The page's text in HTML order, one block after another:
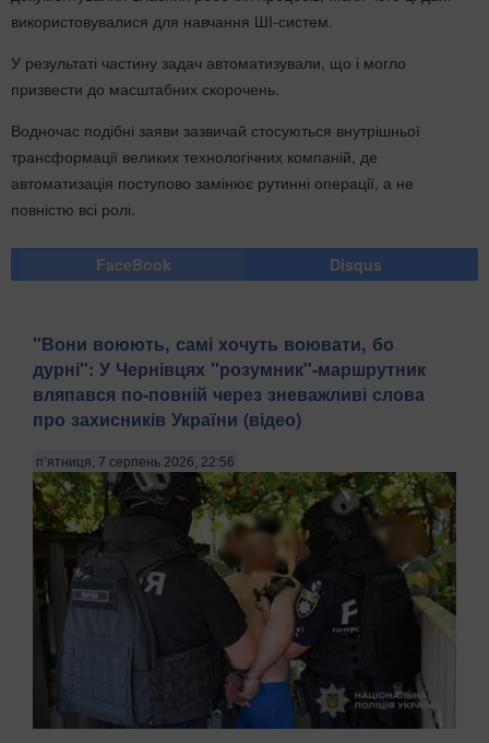
використовувалися для навчання ШІ-систем.
У результаті частину задач автоматизували, що і могло
призвести до масштабних скорочень.
Водночас подібні заяви зазвичай стосуються внутрішньої
трансформації великих технологічних компаній, де
автоматизація поступово замінює рутинні операції, а не
повністю всі ролі.
FaceBook Disqus
​"Вони воюють, самі хочуть воювати, бо
дурні": У Чернівцях "розумник"-маршрутник
вляпався по-повній через зневажливі слова
про захисників України (відео)
п’ятниця, 7 серпень 2026, 22:56